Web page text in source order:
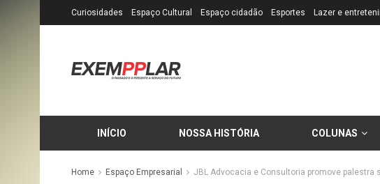
Curiosidades Espaço Cultural Espaço cidadão Esportes Lazer e
INÍCIO NOSSA HISTÓRIA COLUNAS
Home Espaço Empresarial JBL Advocacia e Consultoria promove palestra